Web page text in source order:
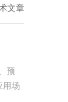
文章
预
用场